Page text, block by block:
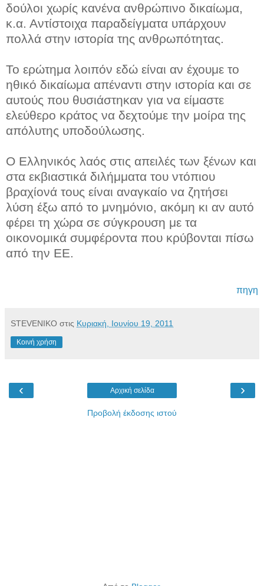
δούλοι χωρίς κανένα ανθρώπινο δικαίωμα,
κ.α. Αντίστοιχα παραδείγματα υπάρχουν
πολλά στην ιστορία της ανθρωπότητας.
Το ερώτημα λοιπόν εδώ είναι αν έχουμε το
ηθικό δικαίωμα απέναντι στην ιστορία και σε
αυτούς που θυσιάστηκαν για να είμαστε
ελεύθερο κράτος να δεχτούμε την μοίρα της
απόλυτης υποδούλωσης.
Ο Ελληνικός λαός στις απειλές των ξένων και
στα εκβιαστικά διλήμματα του ντόπιου
βραχίονά τους είναι αναγκαίο να ζητήσει
λύση έξω από το μνημόνιο, ακόμη κι αν αυτό
φέρει τη χώρα σε σύγκρουση με τα
οικονομικά συμφέροντα που κρύβονται πίσω
από την ΕΕ.
πηγη
STEVENIKO στις Κυριακή, Ιουνίου 19, 2011
Κοινή χρήση
‹ ›
Αρχική σελίδα
Προβολή έκδοσης ιστού